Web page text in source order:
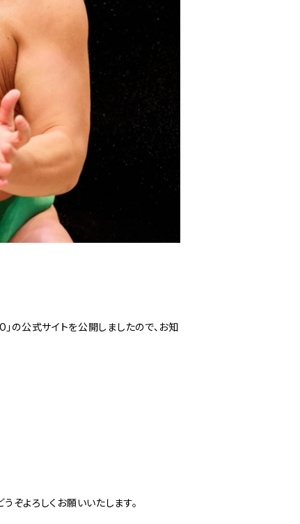
公式サイトを公開しましたので、お知
よろしくお願いいたします。